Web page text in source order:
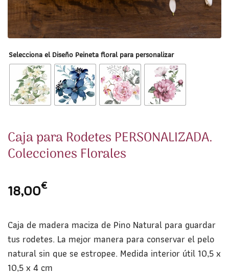
Caja para Rodetes PERSONALIZADA.
Colecciones Florales
18,00€
Caja de madera maciza de Pino Natural para guardar
tus rodetes. La mejor manera para conservar el pelo
natural sin que se estropee. Medida interior útil 10,5 x
10,5 x 4 cm
Selecciona el Diseño Peineta floral para personalizar